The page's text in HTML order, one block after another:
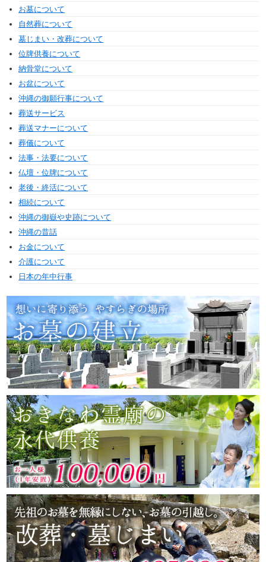
お墓について
自然葬について
墓じまい・改葬について
位牌供養について
納骨堂について
お盆について
沖縄の御願行事について
葬送サービス
葬送マナーについて
葬儀について
法事・法要について
仏壇・位牌について
老後・終活について
相続について
沖縄の御嶽や史跡について
沖縄の昔話
お金について
介護について
日本の年中行事